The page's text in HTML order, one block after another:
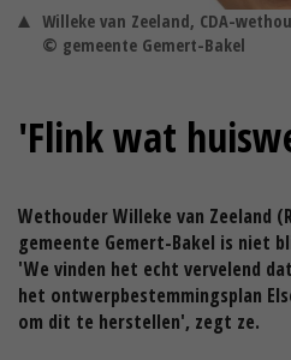
Willeke van Zeeland, CDA-
© gemeente Gemert-Bakel
'Flink wat
Wethouder Willeke van Zeeland
gemeente Gemert-Bakel is niet
'We vinden het echt vervelend
het ontwerpbestemmingsplan
om dit te herstellen', zegt ze.